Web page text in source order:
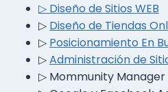
▷ Diseño deSitios WEB
▷ Diseño de Tiendas
▷ Posicionamiento En
▷Administración de
▷ Mommunity Manager